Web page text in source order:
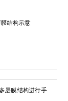
结构示意
层膜结构进行手